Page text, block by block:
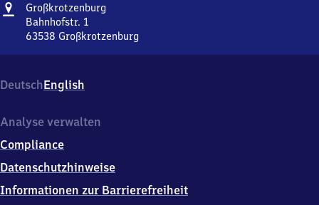
Adresse
Großkrotzenburg
Bahnhofstr. 1
63538 Großkrotzenburg
1,
6
5
8
Großkrotzenburg
DeutschEnglish
Analyse verwalten
Compliance
Datenschutzhinweise
Informationen zur Barrierefreiheit